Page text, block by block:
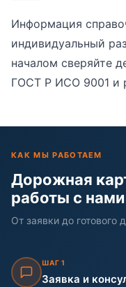
Информация
индивидуальный
началом сверяйте
ГОСТ Р ИСО 9001 и
КАК МЫ РАБОТАЕМ
Дорожная
работы с нами
От заявки до готового
ШАГ 1
Заявка и